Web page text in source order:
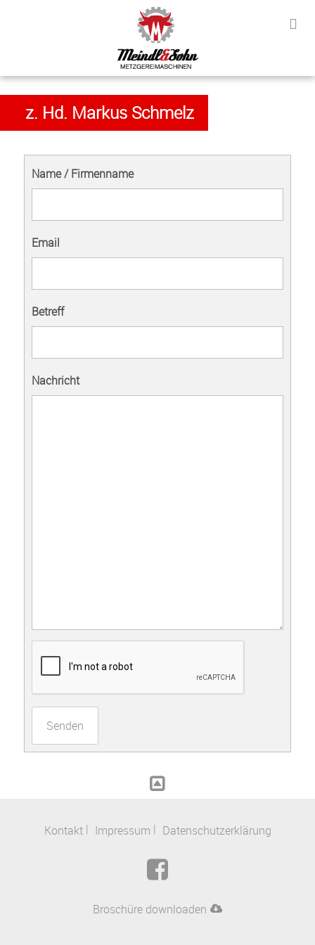
z. Hd. Markus Schmelz
Name / Firmenname
Email
Betreff
Nachricht
Senden
Kontakt Impressum Datenschutzerklärung
Broschüre downloaden